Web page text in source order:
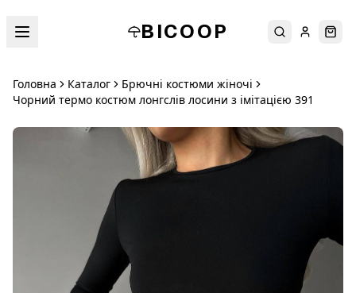
BICOOP ПошукУвійти
Головна Каталог
Брючні костюми жіночі
Чорний термо костюм лонгслів лосини з імітацією 391